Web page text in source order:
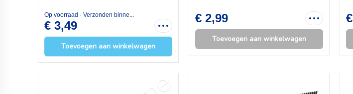
Op voorraad - Verzonden binne...
€ 3,49
Toevoegen aan winkelwagen
€ 2,99
Toevoegen aan winkelwagen